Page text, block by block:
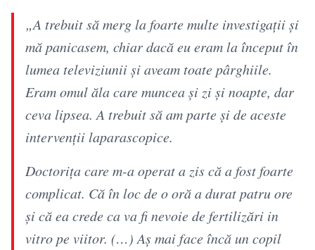
„A trebuit să merg la foarte multe investigații și
mă panicasem, chiar dacă eu eram la început în
lumea televiziunii și aveam toate pârghiile.
Eram omul ăla care muncea și zi și noapte, dar
ceva lipsea. A trebuit să am parte și de aceste
intervenții laparascopice.
Doctorița care m-a operat a zis că a fost foarte
complicat. Că în loc de o oră a durat patru ore
și că ea crede ca va fi nevoie de fertilizări in
vitro pe viitor. (…) Aș mai face încă un copil